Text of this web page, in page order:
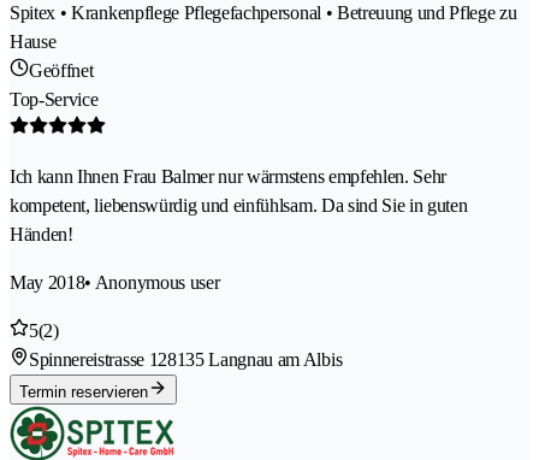
Spitex • Krankenpflege Pflegefachpersonal • Betreuung und Pflege zu
Hause
Geöffnet
Top-Service
Ich kann Ihnen Frau Balmer nur wärmstens empfehlen. Sehr
kompetent, liebenswürdig und einfühlsam. Da sind Sie in guten
Händen!
May 2018• Anonymous user
5(2)
Spinnereistrasse 128135 Langnau am Albis
Termin reservieren